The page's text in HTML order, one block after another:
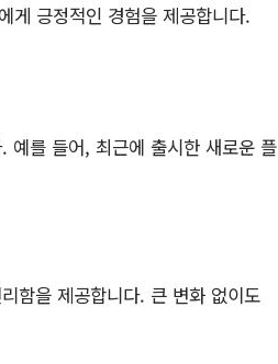
게 긍정적인 경험을 제공합니다.
예를 들어, 최근에 출시한 새로운 플
함을 제공합니다. 큰 변화 없이도